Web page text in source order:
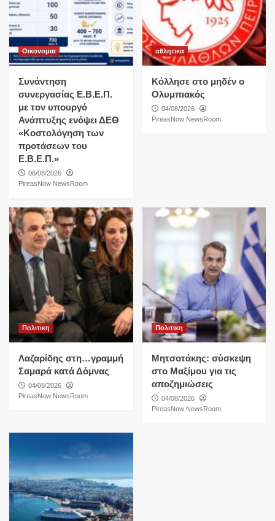
Οικονομια
Συνάντηση
συνεργασίας Ε.Β.Ε.Π.
με τον υπουργό
Ανάπτυξης ενόψει ΔΕΘ
«Κοστολόγηση των
προτάσεων του
Ε.Β.Ε.Π.»
06/08/2026
PireasNow NewsRoom
αθλητικα
Κόλλησε στο μηδέν ο
Ολυμπιακός
04/08/2026
PireasNow NewsRoom
Πολιτικη
Λαζαρίδης στη…γραμμή
Σαμαρά κατά Δόμνας
04/08/2026
PireasNow NewsRoom
Πολιτικη
Μητσοτάκης: σύσκεψη
στο Μαξίμου για τις
αποζημιώσεις
04/08/2026
PireasNow NewsRoom